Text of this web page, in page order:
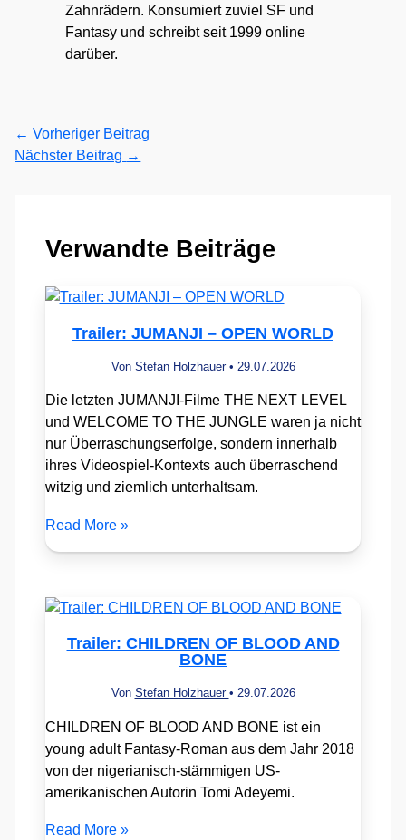
Zahnrädern. Konsumiert zuviel SF und
Fantasy und schreibt seit 1999 online
darüber.
← Vorheriger Beitrag
Nächster Beitrag →
Verwandte Beiträge
Trailer: JUMANJI – OPEN WORLD
Von Stefan Holzhauer • 29.07.2026
Die letzten JUMANJI-Filme THE NEXT LEVEL
und WELCOME TO THE JUNGLE waren ja nicht
nur Überraschungserfolge, sondern innerhalb
ihres Videospiel-Kontexts auch überraschend
witzig und ziemlich unterhaltsam.
Read More »
Trailer: CHILDREN OF BLOOD AND
BONE
Von Stefan Holzhauer • 29.07.2026
CHILDREN OF BLOOD AND BONE ist ein
young adult Fantasy-Roman aus dem Jahr 2018
von der nigerianisch-stämmigen US-
amerikanischen Autorin Tomi Adeyemi.
Read More »